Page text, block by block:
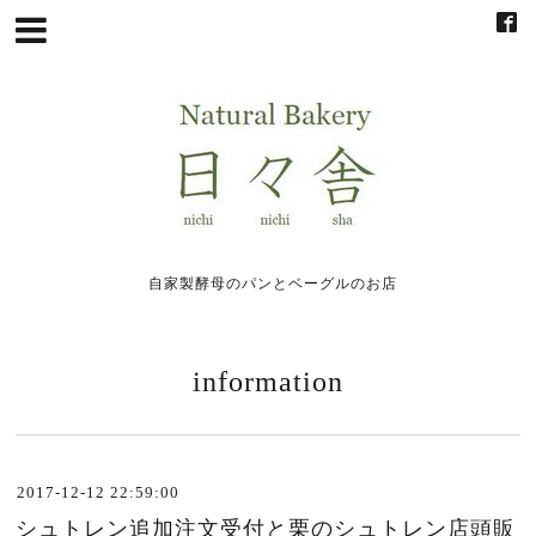
自家製酵母のパンとベーグルのお店
information
2017-12-12 22:59:00
シュトレン追加注文受付と栗のシュトレン店頭販